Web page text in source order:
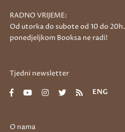
O nama
RADNO VRIJEME:
Od utorka do subote od 10 do
ponedjeljkom Booksa ne radi!
Tjedni newsletter
ENG